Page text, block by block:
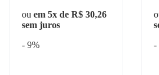
ou em 5x de R$ 30,26
sem juros
- 9%
-